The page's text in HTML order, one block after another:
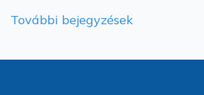
További bejegyzések